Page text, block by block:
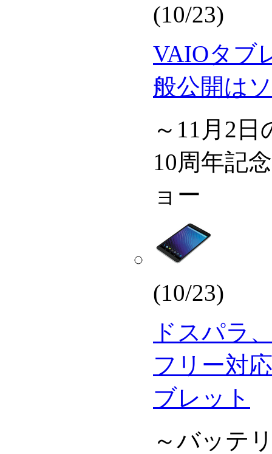
(10/23)
VAIOタブ
般公開は
～11月2
10周年記
ョー
(10/23)
ドスパラ
フリー対
ブレット
～バッテ